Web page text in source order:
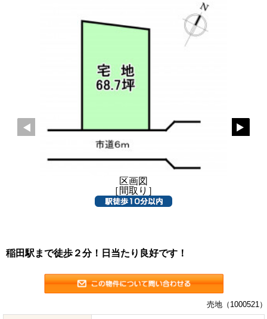
区画図
［間取り］
稲田駅まで徒歩２分！日当たり良好です！
売地（1000521）